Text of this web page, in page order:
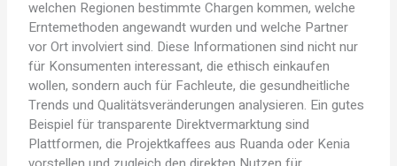
welchen Regionen bestimmte Chargen kommen, welche
Erntemethoden angewandt wurden und welche Partner
vor Ort involviert sind. Diese Informationen sind nicht nur
für Konsumenten interessant, die ethisch einkaufen
wollen, sondern auch für Fachleute, die gesundheitliche
Trends und Qualitätsveränderungen analysieren. Ein gutes
Beispiel für transparente Direktvermarktung sind
Plattformen, die Projektkaffees aus Ruanda oder Kenia